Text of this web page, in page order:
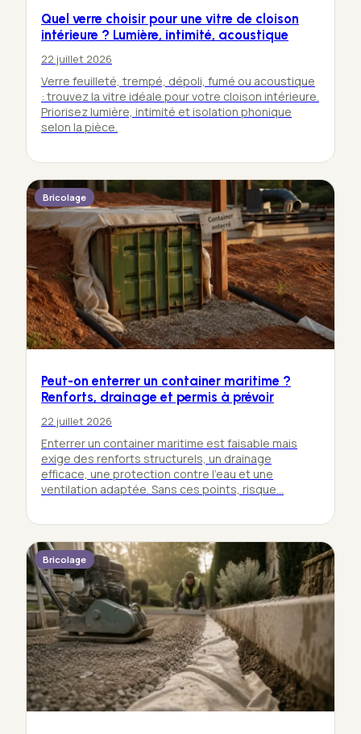
Quel verre choisir pour une vitre de cloison
intérieure ? Lumière, intimité, acoustique
22 juillet 2026
Verre feuilleté, trempé, dépoli, fumé ou acoustique
: trouvez la vitre idéale pour votre cloison intérieure.
Priorisez lumière, intimité et isolation phonique
selon la pièce.
Bricolage
Peut-on enterrer un container maritime ?
Renforts, drainage et permis à prévoir
22 juillet 2026
Enterrer un container maritime est faisable mais
exige des renforts structurels, un drainage
efficace, une protection contre l’eau et une
ventilation adaptée. Sans ces points, risque…
Bricolage